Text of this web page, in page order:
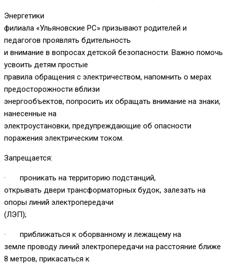
Энергетики
филиала «Ульяновские РС» призывают родителей и
педагогов проявлять бдительность
и внимание в вопросах детской безопасности. Важно помочь
усвоить детям простые
правила обращения с электричеством, напомнить о мерах
предосторожности вблизи
энергообъектов, попросить их обращать внимание на знаки,
нанесенные на
электроустановки, предупреждающие об опасности
поражения электрическим током.
Запрещается:
· проникать на территорию подстанций,
открывать двери трансформаторных будок, залезать на
опоры линий электропередачи
(ЛЭП);
· приближаться к оборванному и лежащему на
земле проводу линий электропередачи на расстояние ближе
8 метров, прикасаться к